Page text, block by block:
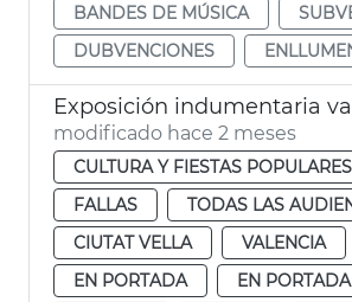
BANDES DE MÚSICA
DUBVENCIONES
modificado hace 2 meses
CULTURA Y FIESTAS POPULARES
FALLAS
TODAS LAS
CIUTAT VELLA
VALENCIA
EN PORTADA
EN